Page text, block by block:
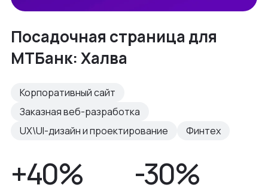
Посадочная страница для
МТБанк: Халва
Корпоративный сайт
Заказная веб-разработка
UX\UI-дизайн и проектирование
Финтех
+40% -30%